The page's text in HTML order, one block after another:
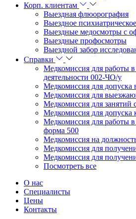
Корп. клиентам
Выездная флюорография
Выездное
Выездные медосмотры с
Выездные профосмотры
Выездной забор
Справки
Медкомиссия для работы
деятельности 002-ЧО/у
Медкомиссия для допуска
Медкомиссия для
Медкомиссия для занятий
Медкомиссия для допуска
Медкомиссия для работы
форма 500
Медкомиссия на
Медкомиссия для
Медкомиссия для
Посмотреть все
О нас
Специалисты
Цены
Контакты